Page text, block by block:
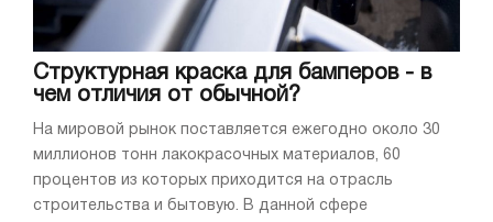
Структурная краска для бамперов - в
чем отличия от обычной?
На мировой рынок поставляется ежегодно около 30
миллионов тонн лакокрасочных материалов, 60
процентов из которых приходится на отрасль
строительства и бытовую. В данной сфере